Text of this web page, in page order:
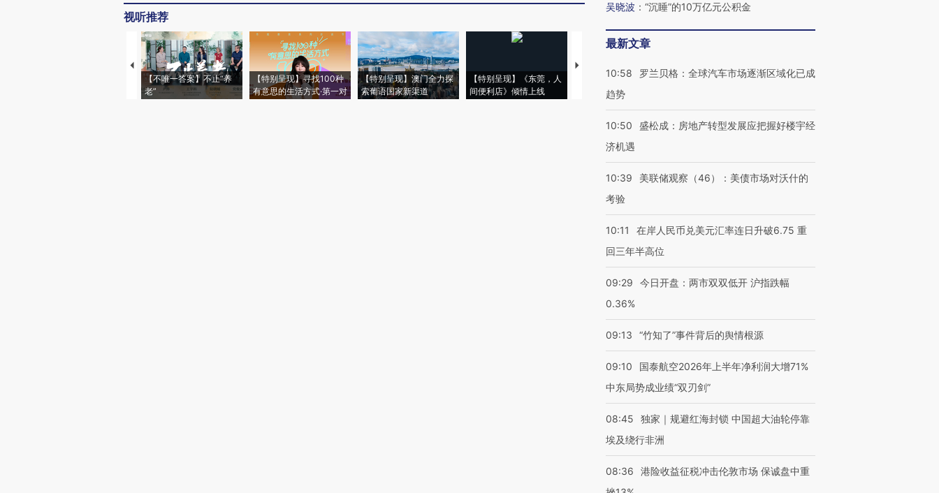
视听推荐
【不唯一答案】不止“养
老”
【特别呈现】寻找100种
有意思的生活方式·第一对
【特别呈现】澳门全力探
索葡语国家新渠道
【特别呈现】《东莞，人
间便利店》倾情上线
【推广】走进第四届链博
会，让数智科技“链”接产
【特别呈现】寻找100种
【商旅对话】华住集团
CFO：不靠规模取胜，华
吴晓波 ： “沉睡”的10万亿元公积金
最新文章
10:58
罗兰贝格：全球汽车市场逐渐区域化已成
趋势
10:50
盛松成：房地产转型发展应把握好楼宇经
济机遇
10:39
美联储观察（46）：美债市场对沃什的
考验
10:11
在岸人民币兑美元汇率连日升破6.75 重
回三年半高位
09:29
今日开盘：两市双双低开 沪指跌幅
0.36%
09:13 “竹知了”事件背后的舆情根源
09:10
国泰航空2026年上半年净利润大增71%
中东局势成业绩“双刃剑”
08:45
独家｜规避红海封锁 中国超大油轮停靠
埃及绕行非洲
08:36
港险收益征税冲击伦敦市场 保诚盘中重